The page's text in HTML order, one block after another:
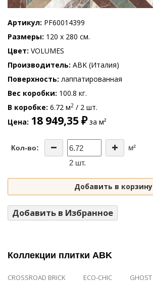
Артикул PF60014399
Размеры 120 x 280 см.
Цвет VOLUMES
Производитель ABK (Италия)
Поверхность лаппатированная
Вес коробки 100.8 кг.
В коробке 6.72 м2 / 2 шт.
Цена 18 949,35 ₽за м²
Кол-во:
м²
2 шт.
Добавить в корзину
Добавить в Избранное
Коллекции плитки ABK
CROSSROAD BRICK ECO-CHIC GHOST